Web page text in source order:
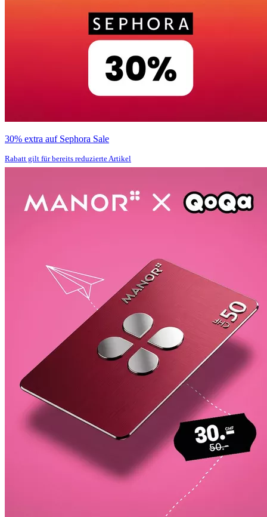
30% extra auf Sephora Sale
Rabatt gilt für bereits reduzierte Artikel